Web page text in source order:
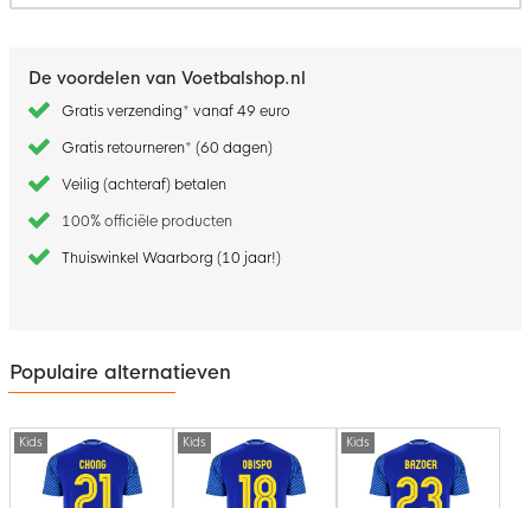
De voordelen van Voetbalshop.nl
Gratis verzending* vanaf 49 euro
Gratis retourneren* (60 dagen)
Veilig (achteraf) betalen
100% officiële producten
Thuiswinkel Waarborg (10 jaar!)
Populaire alternatieven
Kids Kids Kids